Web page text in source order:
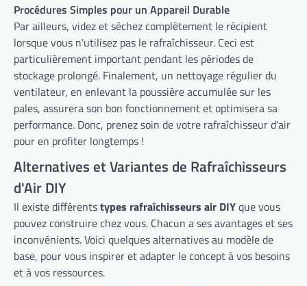
Procédures Simples pour un Appareil Durable
Par ailleurs, videz et séchez complètement le récipient
lorsque vous n'utilisez pas le rafraîchisseur. Ceci est
particulièrement important pendant les périodes de
stockage prolongé. Finalement, un nettoyage régulier du
ventilateur, en enlevant la poussière accumulée sur les
pales, assurera son bon fonctionnement et optimisera sa
performance. Donc, prenez soin de votre rafraîchisseur d'air
pour en profiter longtemps !
Alternatives et Variantes de Rafraîchisseurs
d'Air DIY
Il existe différentstypes rafraîchisseurs air DIYque vous
pouvez construire chez vous. Chacun a ses avantages et ses
inconvénients. Voici quelques alternatives au modèle de
base, pour vous inspirer et adapter le concept à vos besoins
et à vos ressources.